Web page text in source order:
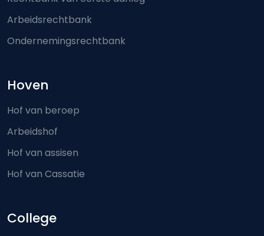
Arbeidsrechtbank
Ondernemingsrechtbank
Hoven
Hof van beroep
Arbeidshof
Hof van assisen
Hof van Cassatie
College